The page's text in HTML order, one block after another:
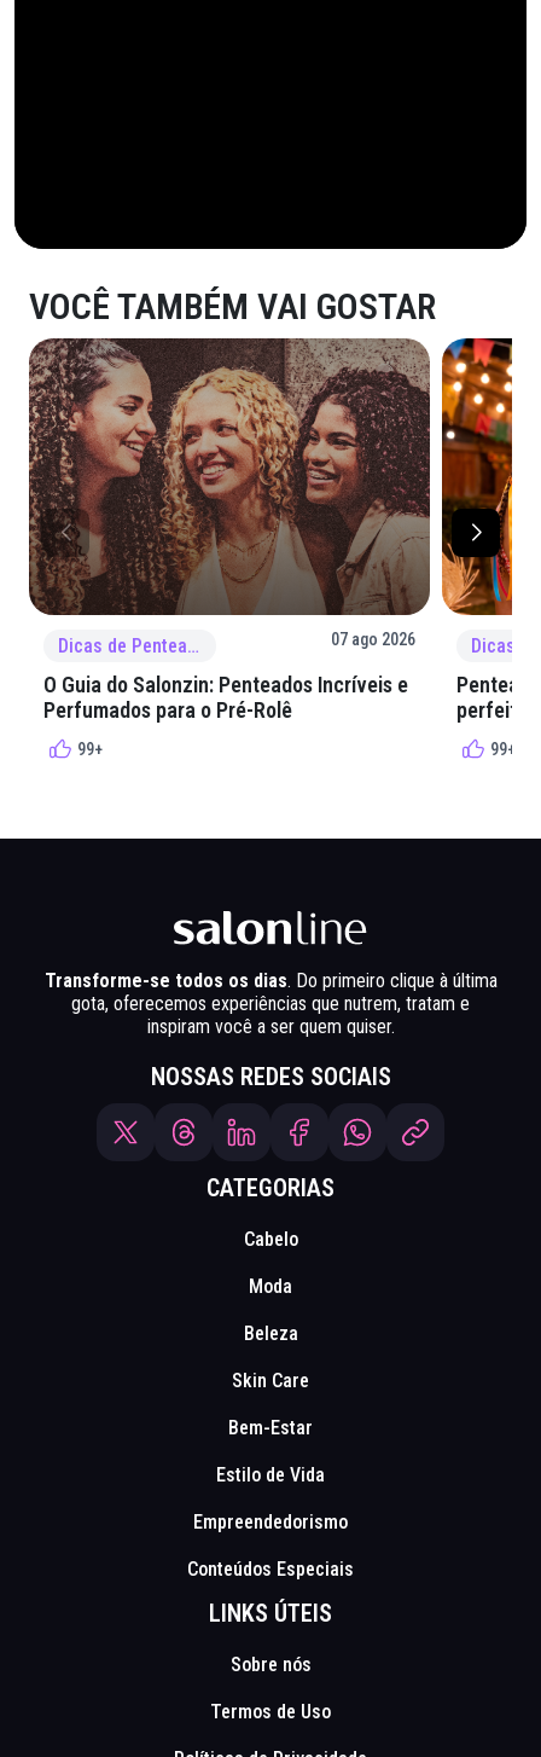
VOCÊ TAMBÉM VAI GOSTAR
Dicas de Penteado 07 ago 2026
O Guia do Salonzin: Penteados Incríveis e
Perfumados para o Pré-Rolê
99+
perfeita
99+
Transforme-se todos os dias. Do primeiro clique à última
gota, oferecemos experiências que nutrem, tratam e
inspiram você a ser quem quiser.
NOSSAS REDES SOCIAIS
CATEGORIAS
Cabelo
Moda
Beleza
Skin Care
Bem-Estar
Estilo de Vida
Empreendedorismo
Conteúdos Especiais
LINKS ÚTEIS
Sobre nós
Termos de Uso